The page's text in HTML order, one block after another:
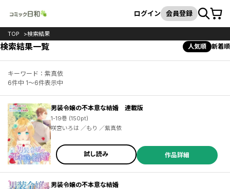
検索
ログイン 会員登録カート
TOP 検索結果
検索結果一覧 人気順 新着順
キーワード：紫真依
6件中 1～6件表示中
男装令嬢の不本意な結婚 連載版
1-19巻 (150pt)
咲宮いろは ／もり ／紫真依
試し読み 作品詳細
男装令嬢の不本意な結婚